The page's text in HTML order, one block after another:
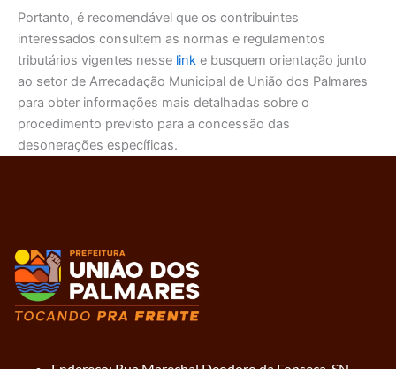
Portanto, é recomendável que os contribuintes
interessados consultem as normas e regulamentos
tributários vigentes nesse link e busquem orientação junto
ao setor de Arrecadação Municipal de União dos Palmares
para obter informações mais detalhadas sobre o
procedimento previsto para a concessão das
desonerações específicas.